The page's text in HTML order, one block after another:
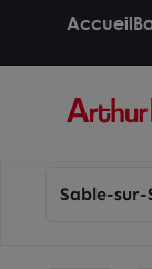
Accueil
Sable-